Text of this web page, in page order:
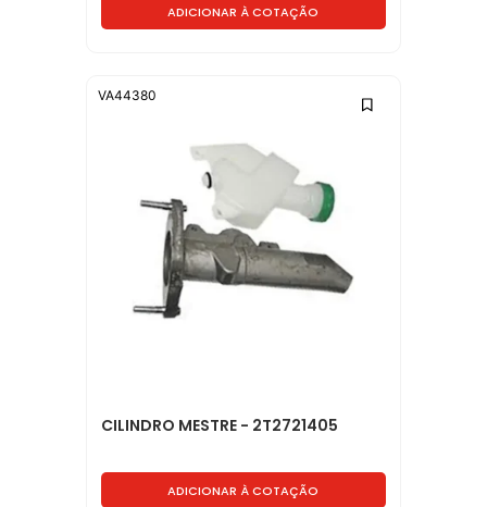
ADICIONAR À COTAÇÃO
CILINDRO MESTRE - 2T2721405
ADICIONAR À COTAÇÃO
VA44380